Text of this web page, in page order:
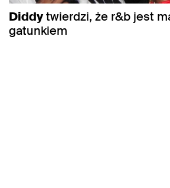
Diddytwierdzi, że r&b jest
gatunkiem